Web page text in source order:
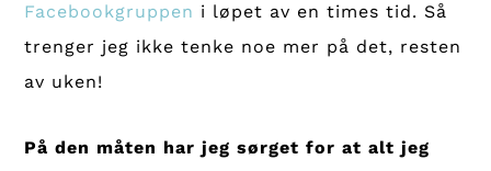
Facebookgruppen i løpet av en times tid. Så
trenger jeg ikke tenke noe mer på det, resten
av uken!
På den måten har jeg sørget for at alt jeg